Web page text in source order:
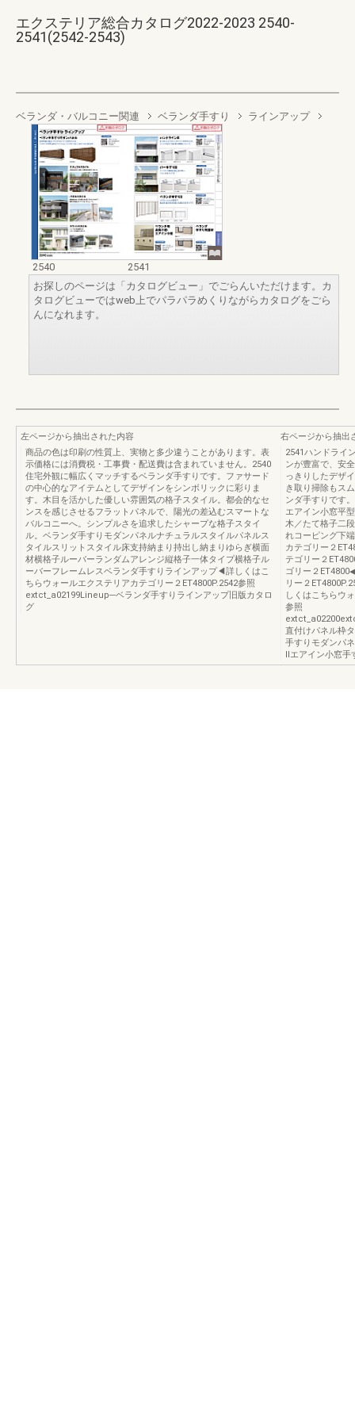
エクステリア総合カタログ2022-2023 2540-
2541(2542-2543)
ベランダ・バルコニー関連 ベランダ手すり ラインアップ
2540
2541
お探しのページは「カタログビュー」でごらんいただけます。カ
タログビューではweb上でパラパラめくりながらカタログをごら
んになれます。
左ページから抽出された内容
商品の色は印刷の性質上、実物と多少違うことがあります。表
示価格には消費税・工事費・配送費は含まれていません。2540
住宅外観に幅広くマッチするベランダ手すりです。ファサード
の中心的なアイテムとしてデザインをシンボリックに彩りま
す。木目を活かした優しい雰囲気の格子スタイル。都会的なセ
ンスを感じさせるフラットパネルで、陽光の差込むスマートな
バルコニーへ。シンプルさを追求したシャープな格子スタイ
ル。ベランダ手すりモダンパネルナチュラルスタイルパネルス
タイルスリットスタイル床支持納まり持出し納まりゆらぎ横面
材横格子ルーバーランダムアレンジ縦格子一体タイプ横格子ル
ーバーフレームレスベランダ手すりラインアップ◀詳しくはこ
ちらウォールエクステリアカテゴリー２ET4800P.2542参照
extct_a02199Lineup─ベランダ手すりラインアップ旧版カタロ
グ
右ページから抽出
2541ハンドライ
ンが豊富で、安
っきりしたデザ
き取り掃除もス
ンダ手すりです
エアイン小窓平
木／たて格子二
れコーピング下
カテゴリー２
テゴリー２
ゴリー２
リー２
しくはこちらウ
参照
直付けパネル枠
手すりモダンパ
Ⅱエアイン小窓手